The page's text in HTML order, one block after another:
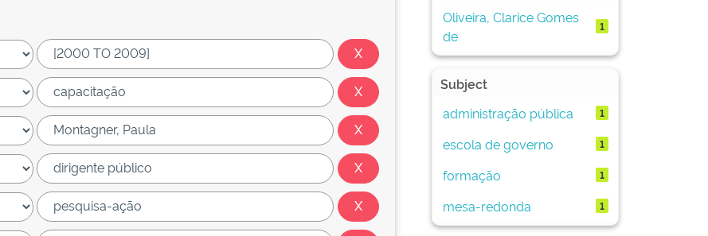
Oliveira, Clarice Gomes
de
1
Subject
administração pública
1
escola de governo 1
formação 1
mesa-redonda 1